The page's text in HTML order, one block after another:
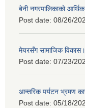
बेनी नगरपालिकाको
Post date: 08/26/
मेयरसँग सामाजिक
Post date: 07/23/
आन्तरिक पर्यटन भ्रमण
Post date: 05/18/